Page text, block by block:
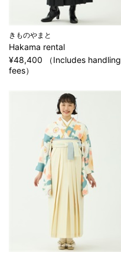
きものやまと
Hakama rental
¥48,400 （Includes handling
fees）